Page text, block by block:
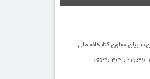
بیان معاون کتابخانه ملی
اربعین در حرم رضوی